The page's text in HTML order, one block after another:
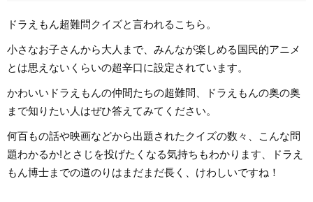
ドラえもん超難問クイズと言われるこちら。
小さなお子さんから大人まで、みんなが楽しめる国民的アニメ
とは思えないくらいの超辛口に設定されています。
かわいいドラえもんの仲間たちの超難問、ドラえもんの奥の奥
まで知りたい人はぜひ答えてみてください。
何百もの話や映画などから出題されたクイズの数々、こんな問
題わかるか!とさじを投げたくなる気持ちもわかります、ドラえ
もん博士までの道のりはまだまだ長く、けわしいですね！